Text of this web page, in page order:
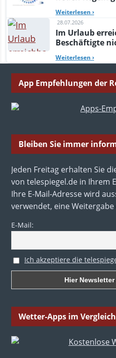
Weiterlesen ›
28.07.2026
Im Urlaub
Beschäftigte
Weiterlesen ›
App Empfehlungen der
Bleiben Sie immer
Jeden Freitag erhalten Sie
von telespiegel.de in Ihrem
Ihre E-Mail-Adresse wird
verwendet, eine
E-Mail:
Ich akzeptiere die
Wetter-Apps im Vergleich